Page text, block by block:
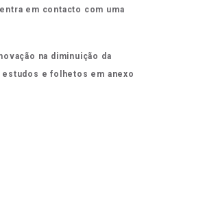
em contacto com uma
na diminuição da
estudos e folhetos em anexo